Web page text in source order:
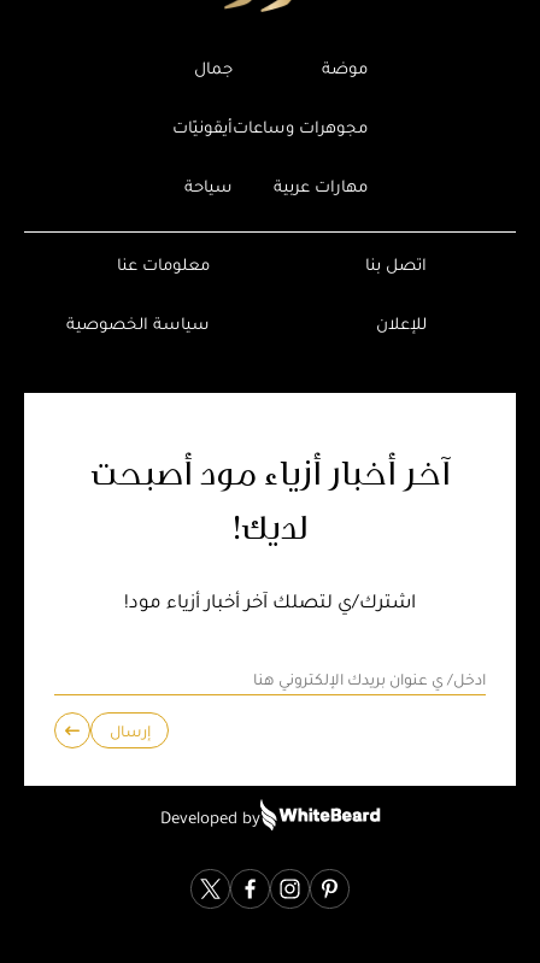
موضة
مجوهرات وساعات
مهارات عربية
جمال
أيقونيّات
سياحة
اتصل بنا
للإعلان
معلومات عنا
سياسة الخصوصية
آخر أخبار أزياء مود أصبحت
لديك!
اشترك/ي لتصلك آخر أخبار أزياء مود!
إرسال
Developed by